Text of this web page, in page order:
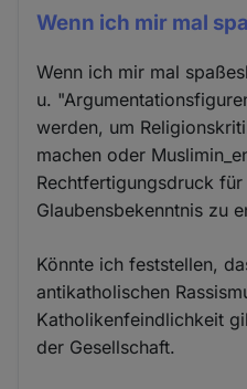
Wenn ich mir mal
Wenn ich mir mal
u.
werden, um
machen oder
Rechtfertigungsdruck
Glaubensbekenntnis zu
Könnte ich feststellen,
antikatholischen
Katholikenfeindlichkeit
der Gesellschaft.